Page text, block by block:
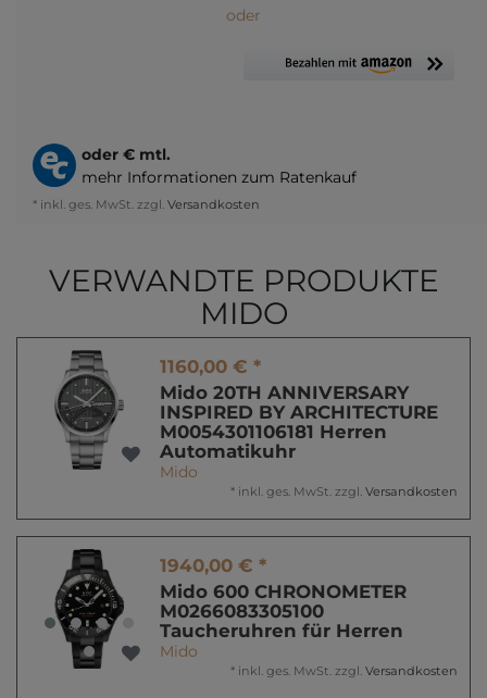
oder
oder € mtl.
mehr Informationen zum Ratenkauf
* inkl. ges. MwSt. zzgl. Versandkosten
VERWANDTE PRODUKTE
MIDO
1160,00 € *
Mido 20TH ANNIVERSARY
INSPIRED BY ARCHITECTURE
M0054301106181 Herren
Automatikuhr
Mido
* inkl. ges. MwSt. zzgl. Versandkosten
1940,00 € *
Mido 600 CHRONOMETER
M0266083305100
Taucheruhren für Herren
Mido
* inkl. ges. MwSt. zzgl. Versandkosten